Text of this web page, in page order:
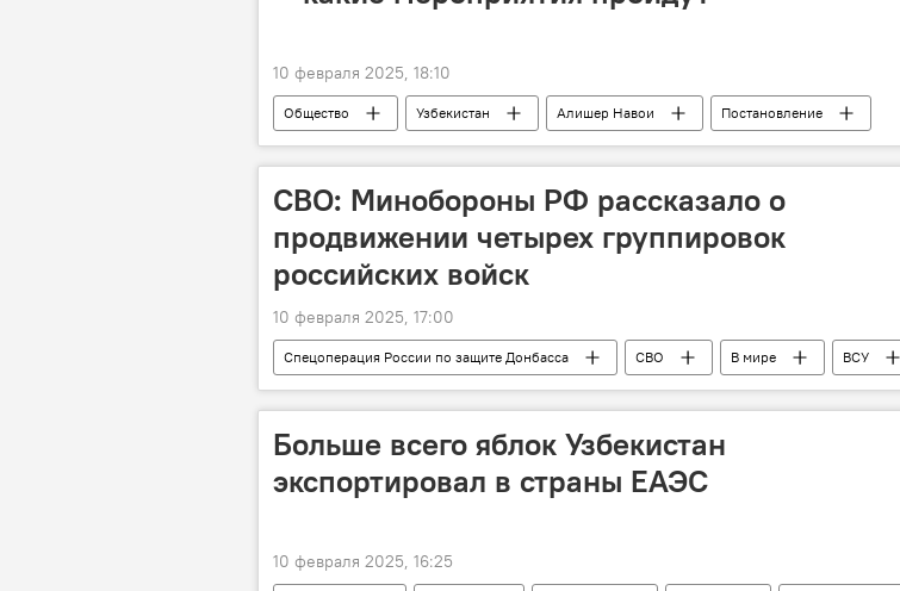
10 февраля 2025, 18:10
Общество Узбекистан Алишер Навои
Постановление
президент Узбекистана
Навоийская область
СВО: Минобороны РФ рассказало о
продвижении четырех группировок
российских войск
10 февраля 2025, 17:00
Спецоперация России по защите Донбасса СВО В мире ВСУ
ДНР
Запорожская область
Больше всего яблок Узбекистан
экспортировал в страны ЕАЭС
10 февраля 2025, 16:25